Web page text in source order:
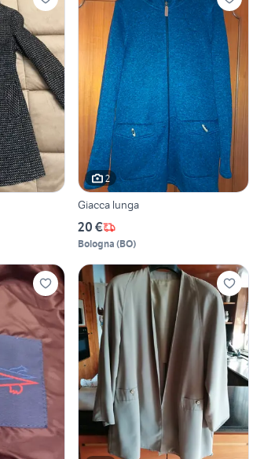
2
Giacca lunga
20 €
Bologna (BO)